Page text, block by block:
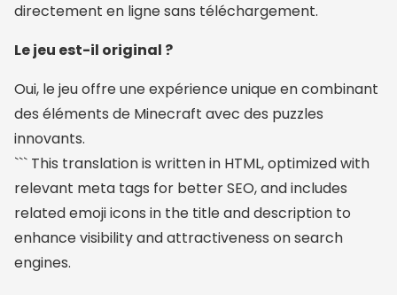
directement en ligne sans téléchargement.
Le jeu est-il original ?
Oui, le jeu offre une expérience unique en combinant
des éléments de Minecraft avec des puzzles
innovants.
``` This translation is written in HTML, optimized with
relevant meta tags for better SEO, and includes
related emoji icons in the title and description to
enhance visibility and attractiveness on search
engines.